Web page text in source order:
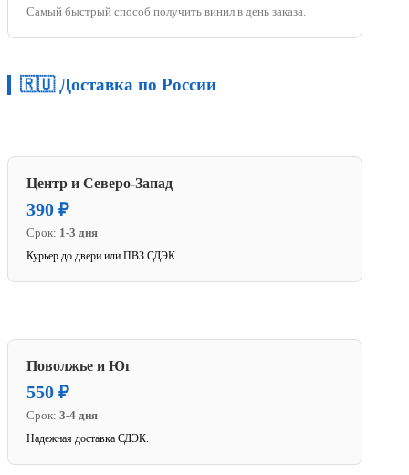
Самый быстрый способ получить винил в день заказа.
🇷🇺 Доставка по России
Центр и Северо-Запад
390 ₽
Срок: 1-3 дня
Курьер до двери или ПВЗ СДЭК.
Поволжье и Юг
550 ₽
Срок: 3-4 дня
Надежная доставка СДЭК.